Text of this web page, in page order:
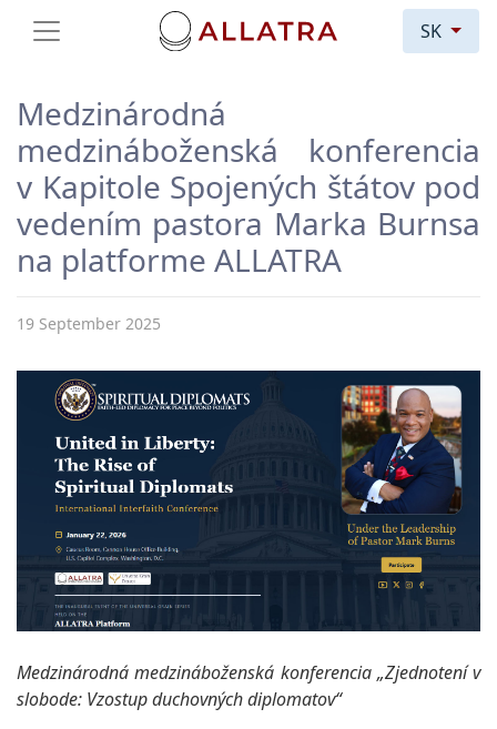
SK
Medzinárodná
medzináboženská konferencia
v Kapitole Spojených štátov pod
vedením pastora Marka Burnsa
na platforme ALLATRA
19 September 2025
Medzinárodná medzináboženská konferencia „Zjednotení v
slobode: Vzostup duchovných diplomatov“